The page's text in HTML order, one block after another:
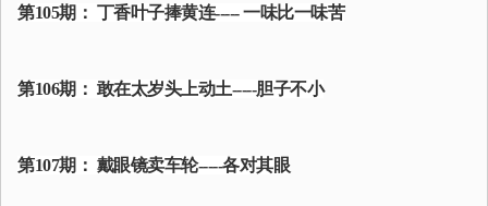
第105期： 丁香叶子捧黄连----- 一味比一味苦
第106期： 敢在太岁头上动土-----胆子不小
第107期： 戴眼镜卖车轮-----各对其眼